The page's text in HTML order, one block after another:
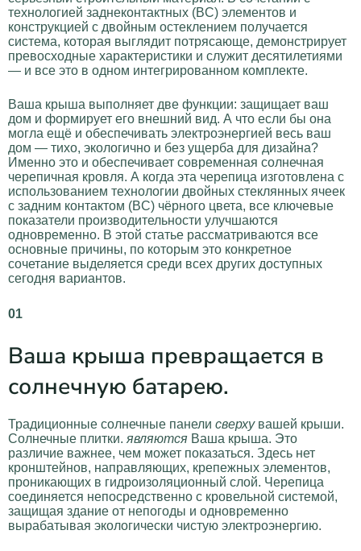
технологией заднеконтактных (BC) элементов и
конструкцией с двойным остеклением получается
система, которая выглядит потрясающе, демонстрирует
превосходные характеристики и служит десятилетиями
— и все это в одном интегрированном комплекте.
Ваша крыша выполняет две функции: защищает ваш
дом и формирует его внешний вид. А что если бы она
могла ещё и обеспечивать электроэнергией весь ваш
дом — тихо, экологично и без ущерба для дизайна?
Именно это и обеспечивает современная солнечная
черепичная кровля. А когда эта черепица изготовлена с
использованием технологии двойных стеклянных ячеек
с задним контактом (BC) чёрного цвета, все ключевые
показатели производительности улучшаются
одновременно. В этой статье рассматриваются все
основные причины, по которым это конкретное
сочетание выделяется среди всех других доступных
сегодня вариантов.
01
Ваша крыша превращается в
солнечную батарею.
Традиционные солнечные панели сверхувашей крыши.
Солнечные плитки. являются Ваша крыша. Это
различие важнее, чем может показаться. Здесь нет
кронштейнов, направляющих, крепежных элементов,
проникающих в гидроизоляционный слой. Черепица
соединяется непосредственно с кровельной системой,
защищая здание от непогоды и одновременно
вырабатывая экологически чистую электроэнергию.